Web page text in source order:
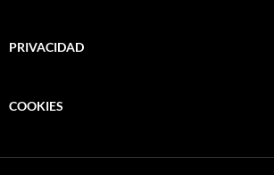
PRIVACIDAD
COOKIES